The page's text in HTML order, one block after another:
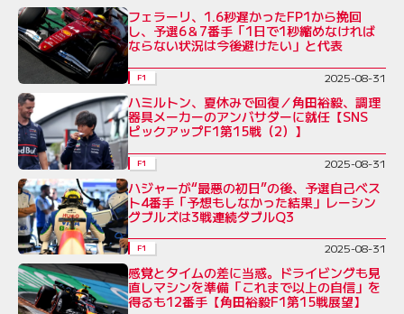
フェラーリ、1.6秒遅かったFP1から挽回
し、予選6＆7番手「1日で1秒縮めなければ
ならない状況は今後避けたい」と代表
F1 2025-08-31
ハミルトン、夏休みで回復／角田裕毅、調理
器具メーカーのアンバサダーに就任【SNS
ピックアップF1第15戦（2）】
F1 2025-08-31
ハジャーが“最悪の初日”の後、予選自己ベス
ト4番手「予想もしなかった結果」レーシン
グブルズは3戦連続ダブルQ3
F1 2025-08-31
感覚とタイムの差に当惑。ドライビングも見
直しマシンを準備「これまで以上の自信」を
得るも12番手【角田裕毅F1第15戦展望】